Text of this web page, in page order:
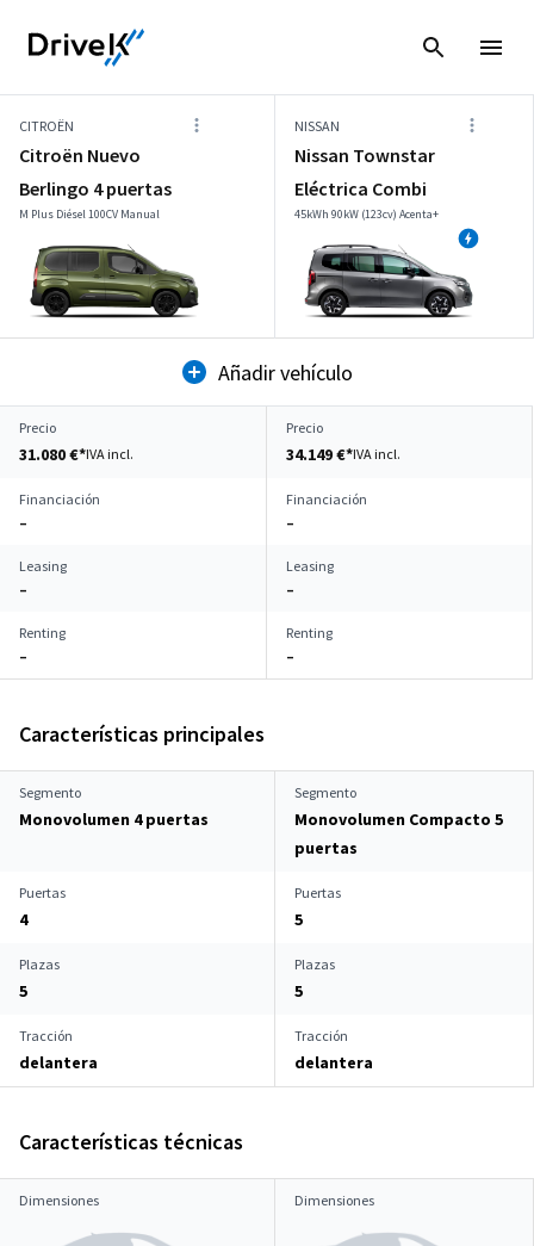
CITROËN
Citroën Nuevo
Berlingo 4 puertas
M Plus Diésel 100CV Manual
NISSAN
Nissan Townstar
Eléctrica Combi
45kWh 90kW (123cv) Acenta+
Añadir vehículo
Precio
31.080 €*IVA incl.
Precio
34.149 €*IVA incl.
Financiación
–
Financiación
–
Leasing
–
Leasing
–
Renting
–
Renting
–
Características principales
Segmento
Monovolumen 4 puertas
Segmento
Monovolumen Compacto 5
puertas
Puertas
4
Puertas
5
Plazas
5
Plazas
5
Tracción
delantera
Tracción
delantera
Características técnicas
Dimensiones Dimensiones